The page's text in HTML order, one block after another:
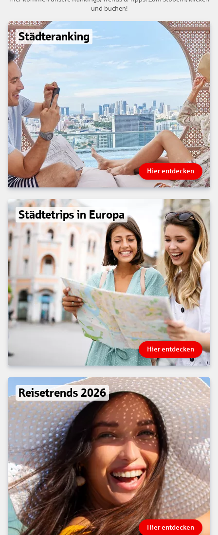
und buchen!
Städteranking
Hier entdecken
Städtetrips in Europa
Hier entdecken
Reisetrends 2026
Hier entdecken